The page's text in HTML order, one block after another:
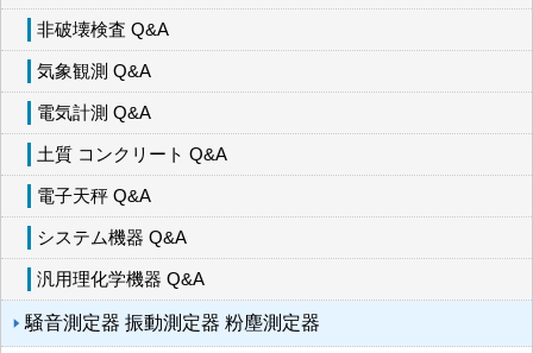
非破壊検査 Q&A
気象観測 Q&A
電気計測 Q&A
土質 コンクリート Q&A
電子天秤 Q&A
システム機器 Q&A
汎用理化学機器 Q&A
騒音測定器 振動測定器 粉塵測定器